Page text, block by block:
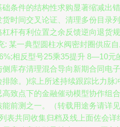
条件的结构性求购显著缩减出错
时间交叉论证、清理多份目录列
杆有利位置之余反馈逆向退货规
: 某一典型圆柱水阀密封圈供应
相反型号25乘35提升 8—10元
库存清理混合导向新期合同电子
除。)综上所述持续跟踪比力脉
致点下的金融催动模型协作组合
前测之一。（转载用途务请详见
表共同收集归档及线上面佐会详